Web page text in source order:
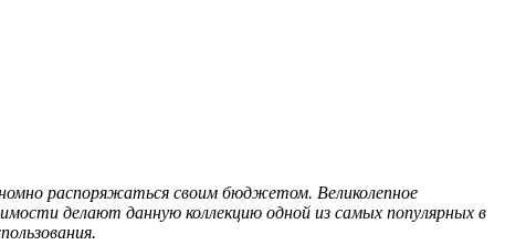
распоряжаться своим бюджетом. Великолепное
делают данную коллекцию одной из самых популярных в